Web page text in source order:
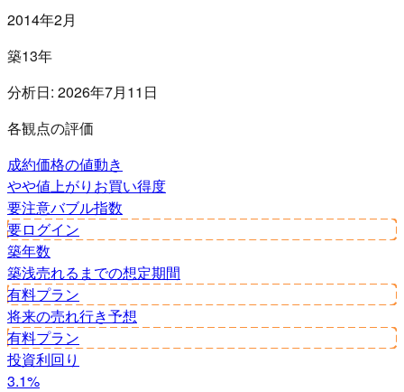
2014年2月
築13年
分析日: 2026年7月11日
各観点の評価
成約価格の値動き
やや値上がり お買い得度
要注意バブル指数
要ログイン
築年数
築浅売れるまでの想定期間
有料プラン
将来の売れ行き予想
有料プラン
投資利回り
3.1%